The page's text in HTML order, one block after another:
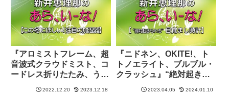
『アロミストフレーム、超
音波式クラウドミスト、コ
ードレス折りたたみ、うる
おい小鳥』注目の加湿器を
2022.12.20 2023.12.18
『ニドネン、OKITE!、ト
トノエライト、ブルブル・
クラッシュ』“絶対起きら
れる!?”目覚まし時計を紹
2023.04.05 2024.01.10